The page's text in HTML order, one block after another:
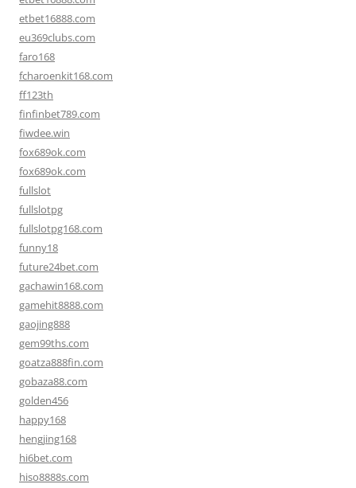
etbet16888.com
eu369clubs.com
faro168
fcharoenkit168.com
ff123th
finfinbet789.com
fiwdee.win
fox689ok.com
fox689ok.com
fullslot
fullslotpg
fullslotpg168.com
funny18
future24bet.com
gachawin168.com
gamehit8888.com
gaojing888
gem99ths.com
goatza888fin.com
gobaza88.com
golden456
happy168
hengjing168
hi6bet.com
hiso8888s.com